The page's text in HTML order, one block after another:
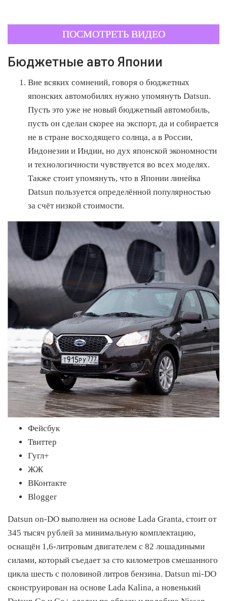
ПОСМОТРЕТЬ ВИДЕО
Бюджетные авто Японии
Вне всяких сомнений, говоря о бюджетных
японских автомобилях нужно упомянуть Datsun.
Пусть это уже не новый бюджетный автомобиль,
пусть он сделан скорее на экспорт, да и собирается
не в стране восходящего солнца, а в России,
Индонезии и Индии, но дух японской экономности
и технологичности чувствуется во всех моделях.
Также стоит упомянуть, что в Японии линейка
Datsun пользуется определённой популярностью
за счёт низкой стоимости.
Фейсбук
Твиттер
Гугл+
ЖЖ
ВКонтакте
Blogger
Datsun on-DO выполнен на основе Lada Granta, стоит от
345 тысяч рублей за минимальную комплектацию,
оснащён 1,6-литровым двигателем с 82 лошадиными
силами, который съедает за сто километров смешанного
цикла шесть с половиной литров бензина. Datsun mi-DO
сконструирован на основе Lada Kalina, а новенький